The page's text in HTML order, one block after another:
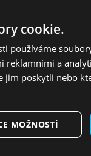
cookie.
používáme
reklamními a
poskytli nebo
MOŽNOSTÍ